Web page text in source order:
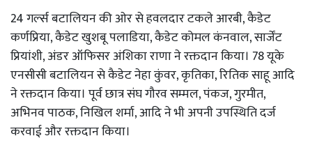
24 गर्ल्स बटालियन की ओर से हवलदार टकले आरबी, कैडेट
कर्णप्रिया, कैडेट खुशबू पलाडिया, कैडेट कोमल कंनवाल, सार्जेंट
प्रियांशी, अंडर ऑफिसर अंशिका राणा ने रक्तदान किया। 78 यूके
एनसीसी बटालियन से कैडेट नेहा कुंवर, कृतिका, रितिक साहू आदि
ने रक्तदान किया। पूर्व छात्र संघ गौरव सम्मल, पंकज, गुरमीत,
अभिनव पाठक, निखिल शर्मा, आदि ने भी अपनी उपस्थिति दर्ज
करवाई और रक्तदान किया।